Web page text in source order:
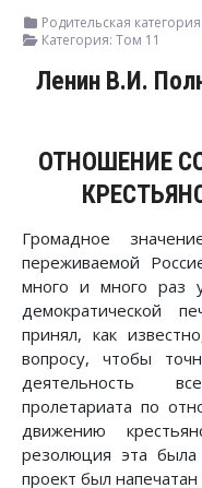
Родительская
Категория: Том 11
Ленин В.И.
ОТНОШЕНИЕ
Громадное
переживаемой
много и много раз
демократической
принял, как
вопросу, чтобы
деятельность
пролетариата по
движению
резолюция эта была
проект был